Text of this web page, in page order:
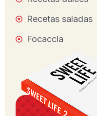
Recetas saladas
Focaccia